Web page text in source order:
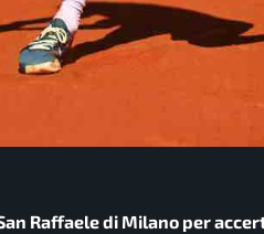
Raffaele di Milano per